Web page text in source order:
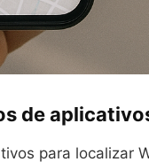
de
para localizar